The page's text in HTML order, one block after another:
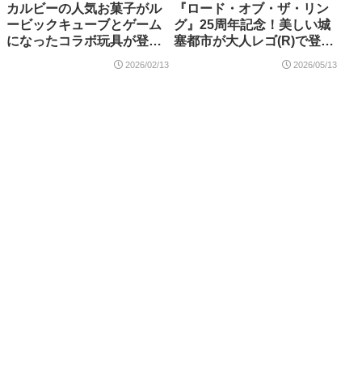
カルビーの人気お菓子がル
ービックキューブとゲーム
になったコラボ玩具が登
場！「Calbeeルービックキ
ューブ～カルビーお菓子ミ
2026/02/13
『ロード・オブ・ザ・リン
グ』25周年記念！美しい城
塞都市が大人レゴ(R)で登
場！「ロード・オブ・ザ・
リング：ミナス・ティリス
2026/05/13